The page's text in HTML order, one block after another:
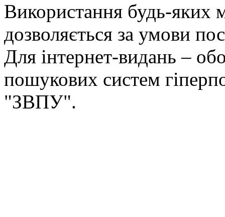
Використання будь-яких
дозволяється за умови
Для інтернет-видань –
пошукових систем
"ЗВПУ".